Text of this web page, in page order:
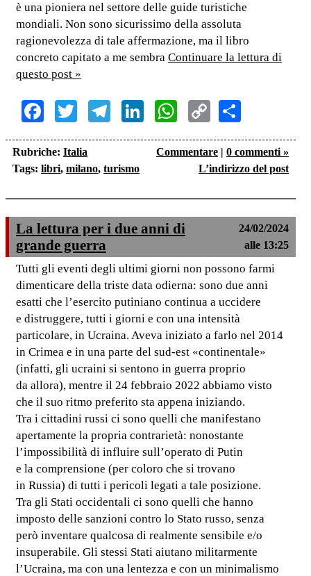
è una pioniera nel settore delle guide turistiche
mondiali. Non sono sicurissimo della assoluta
ragionevolezza di tale affermazione, ma il libro
concreto capitato a me sembra Continuare la lettura di
questo post »
Facebook
TwitterTelegram
LinkedInWhatsApp
Copy
Link
Rubriche: Italia
Tags: libri, milano, turismo
Commentare | 0 commenti »
L’indirizzo del post
La lettura per i due anni di
grande guerra
24/02/2024
alle 13:25
Tutti gli eventi degli ultimi giorni non possono farmi
dimenticare della triste data odierna: sono due anni
esatti che l’esercito putiniano continua a uccidere
e distruggere, tutti i giorni e con una intensità
particolare, in Ucraina. Aveva iniziato a farlo nel 2014
in Crimea e in una parte del sud-est «continentale»
(infatti, gli ucraini si sentono in guerra proprio
da allora), mentre il 24 febbraio 2022 abbiamo visto
che il suo ritmo preferito sta appena iniziando.
Tra i cittadini russi ci sono quelli che manifestano
apertamente la propria contrarietà: nonostante
l’impossibilità di influire sull’operato di Putin
e la comprensione (per coloro che si trovano
in Russia) di tutti i pericoli legati a tale posizione.
Tra gli Stati occidentali ci sono quelli che hanno
imposto delle sanzioni contro lo Stato russo, senza
però inventare qualcosa di realmente sensibile e/o
insuperabile. Gli stessi Stati aiutano militarmente
l’Ucraina, ma con una lentezza e con un minimalismo